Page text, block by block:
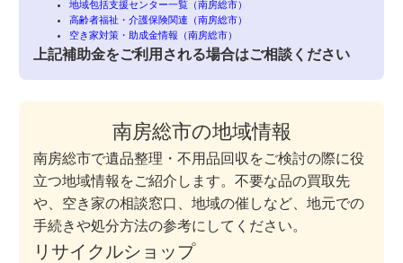
地域包括支援センター一覧（南房総市）
高齢者福祉・介護保険関連（南房総市）
空き家対策・助成金情報（南房総市）
上記補助金をご利用される場合はご相談ください
南房総市の地域情報
南房総市で遺品整理・不用品回収をご検討の際に役
立つ地域情報をご紹介します。不要な品の買取先
や、空き家の相談窓口、地域の催しなど、地元での
手続きや処分方法の参考にしてください。
リサイクルショップ